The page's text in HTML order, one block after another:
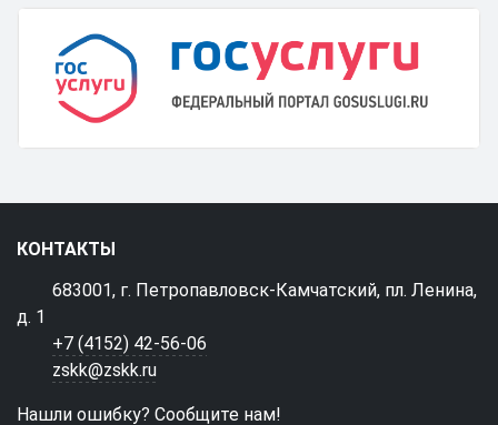
КОНТАКТЫ
683001, г. Петропавловск-Камчатский, пл. Ленина,
д. 1
+7 (4152) 42-56-06
zskk@zskk.ru
Нашли ошибку? Сообщите нам!